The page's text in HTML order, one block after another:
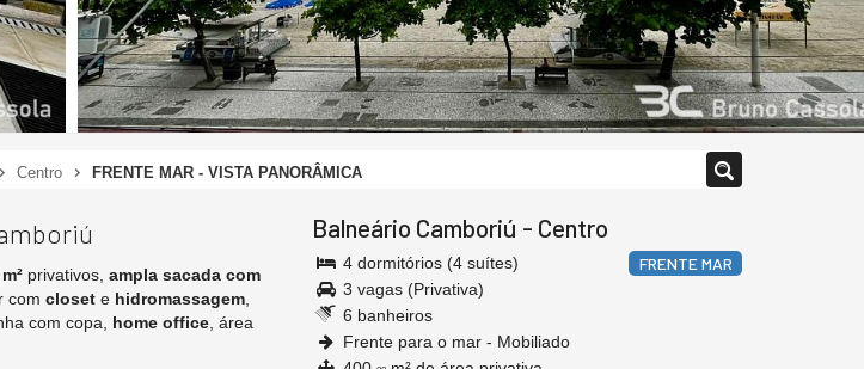
Centro FRENTE MAR - VISTA PANORÂMICA
privativos, ampla sacada com
com closet e hidromassagem,
com copa, home office, área
Balneário Camboriú - Centro
FRENTE MAR
4 dormitórios (4 suítes)
3 vagas (Privativa)
6 banheiros
Frente para o mar - Mobiliado